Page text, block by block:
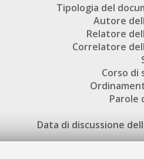
Tipologia del
Autore
Relatore
Correlatore
Corso di
Parole
Data di discussione